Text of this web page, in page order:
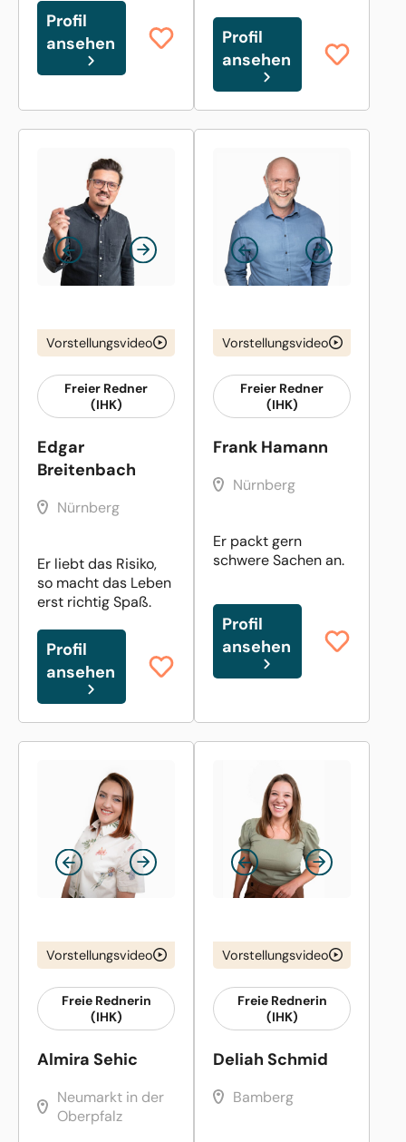
Profil
ansehen
Profil
ansehen
Vorstellungsvideo
Freier Redner
(IHK)
Edgar
Breitenbach
Nürnberg
Er liebt das Risiko,
so macht das Leben
erst richtig Spaß.
Profil
ansehen
Vorstellungsvideo
Freier Redner
(IHK)
Frank Hamann
Nürnberg
Er packt gern
schwere Sachen an.
Profil
ansehen
Vorstellungsvideo
Freie Rednerin
(IHK)
Almira Sehic
Neumarkt in der
Oberpfalz
Vorstellungsvideo
Freie Rednerin
(IHK)
Deliah Schmid
Bamberg